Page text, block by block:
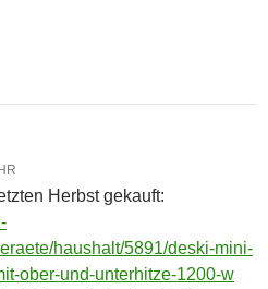
Herbst gekauft:
haushalt/5891/deski-mini-
ober-und-unterhitze-1200-w